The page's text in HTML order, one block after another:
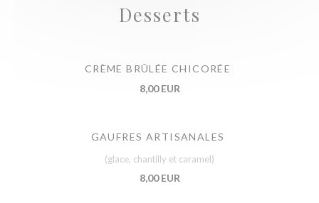
Desserts
CRÈME BRÛLÉE CHICORÉE
8,00 EUR
GAUFRES ARTISANALES
(glace, chantilly et caramel)
8,00 EUR